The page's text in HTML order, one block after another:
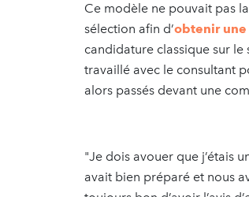
Ce modèle ne pouvait pas
sélection afin d’obtenir
candidature classique sur le
travaillé avec le consultant
alors passés devant une
"Je dois avouer que j’étais
avait bien préparé et nous